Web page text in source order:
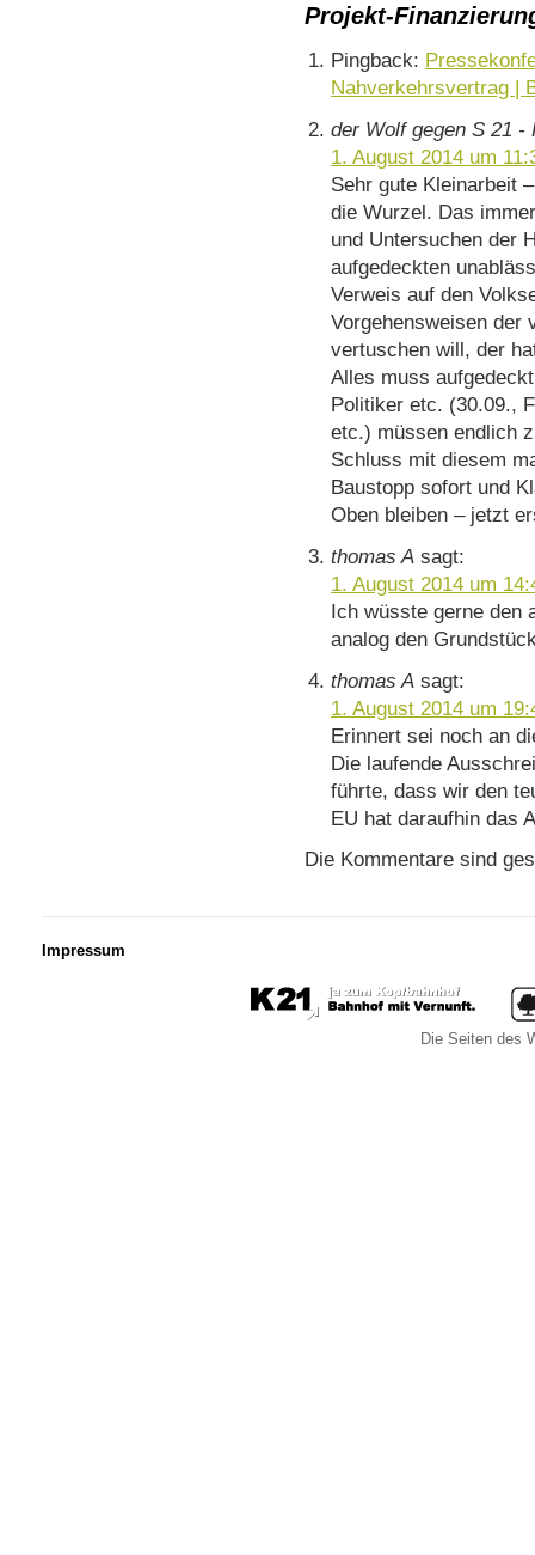
Projekt-
Pingback:
Nahverkehrsvertrag |
der Wolf gegen S 21 -
1. August 2014 um
Sehr gute Kleinarbeit
die Wurzel. Das
und Untersuchen der
aufgedeckten
Verweis auf den
Vorgehensweisen der
vertuschen will, der
Alles muss
Politiker etc. (30.09.,
etc.) müssen endlich
Schluss mit diesem
Baustopp sofort und
Oben bleiben – jetzt
thomas A sagt:
1. August 2014 um
Ich wüsste gerne den
analog den
thomas A sagt:
1. August 2014 um
Erinnert sei noch an
Die laufende
führte, dass wir den
EU hat daraufhin das
Die Kommentare sind
Impressum
Die Seiten des